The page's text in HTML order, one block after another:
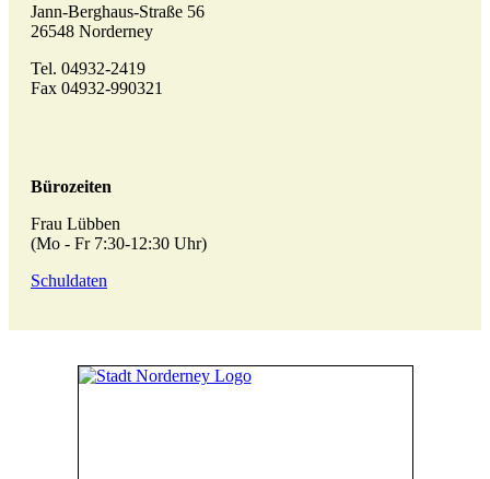
Jann-Berghaus-Straße 56
26548 Norderney
Tel. 04932-2419
Fax 04932-990321
Bürozeiten
Frau Lübben
(Mo - Fr 7:30-12:30 Uhr)
Schuldaten